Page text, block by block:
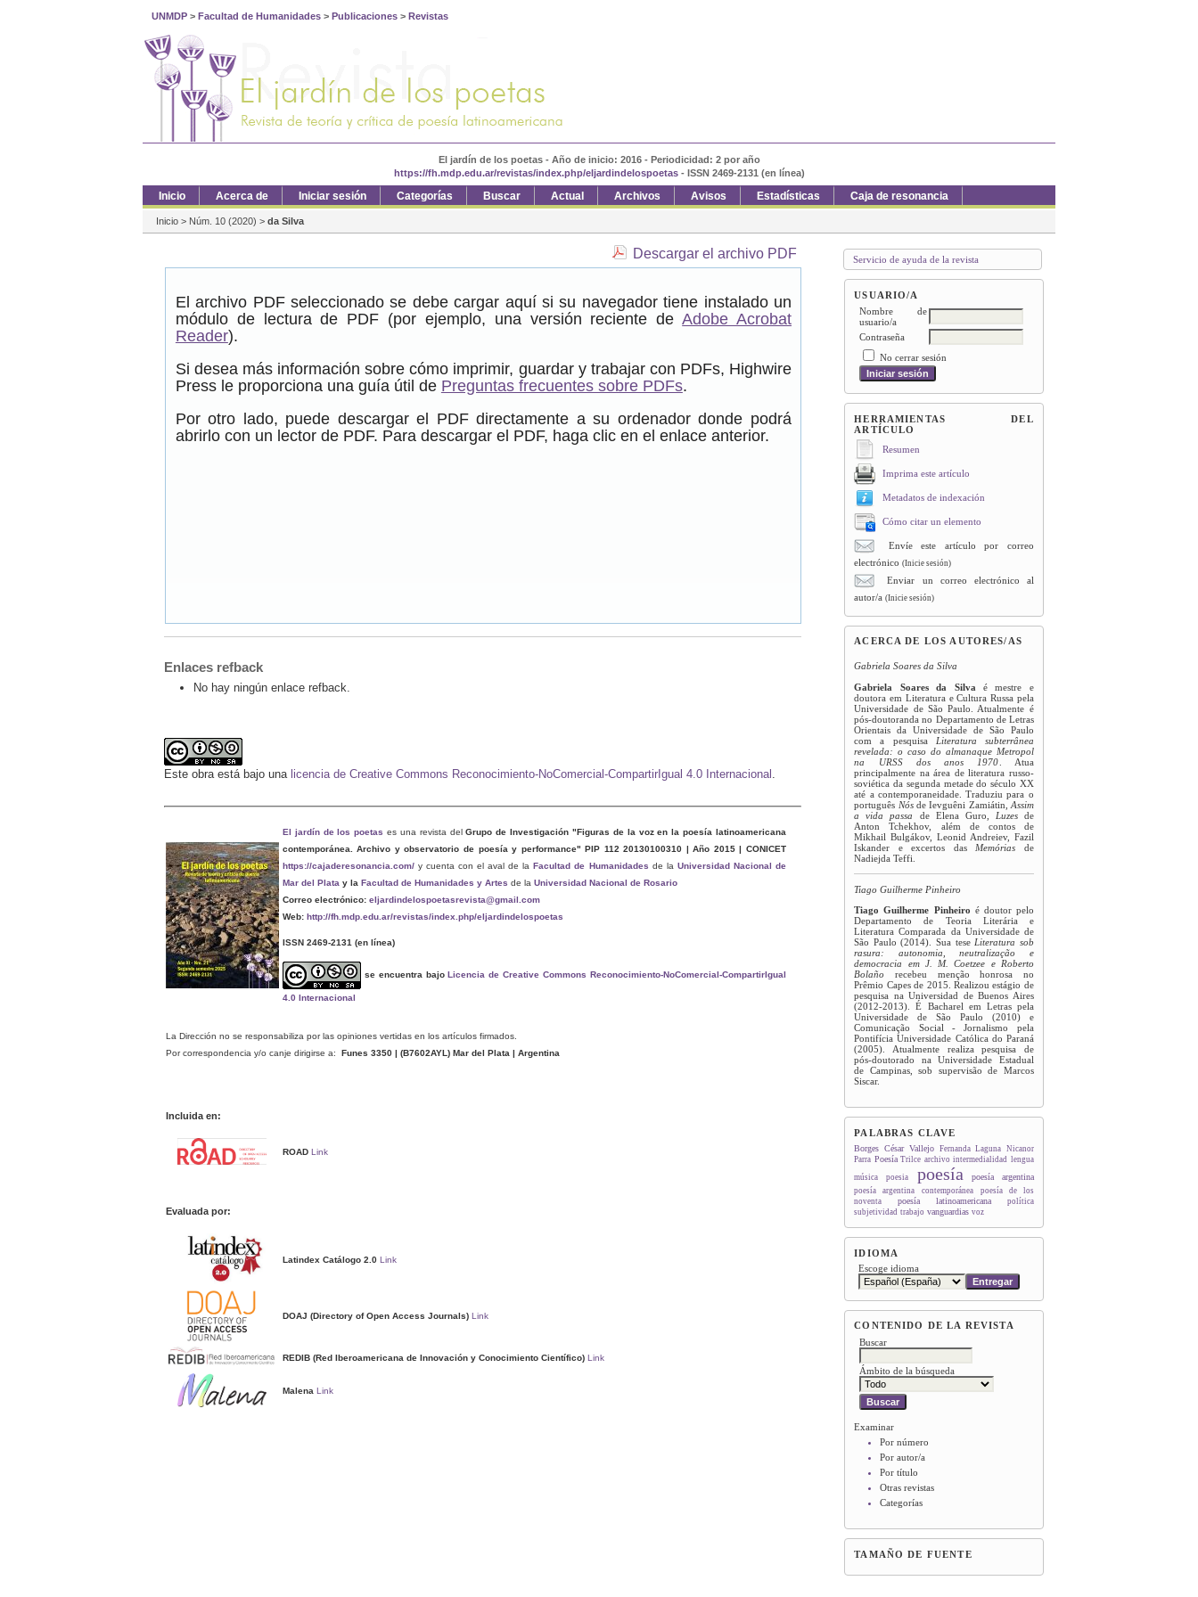
UNMDP > Facultad de Humanidades > Publicaciones > Revistas
El jardín de los poetas - Año de inicio: 2016 - Periodicidad: 2 por año
https://fh.mdp.edu.ar/revistas/index.php/eljardindelospoetas - ISSN 2469-2131 (en línea)
Servicio de ayuda de la revista
USUARIO/A
Nombre de
usuario/a
Contraseña
No cerrar sesión
HERRAMIENTAS DEL
ARTÍCULO
Resumen
Imprima este artículo
Metadatos de indexación
Cómo citar un elemento
Envíe este artículo por correo
electrónico(Inicie sesión)
Enviar un correo electrónico al
autor/a(Inicie sesión)
ACERCA DE LOS AUTORES/AS
Gabriela Soares da Silva
Gabriela Soares da Silva é mestre e
doutora em Literatura e Cultura Russa pela
Universidade de São Paulo. Atualmente é
pós-doutoranda no Departamento de Letras
Orientais da Universidade de São Paulo
com a pesquisa
Literatura subterrânea
revelada: o caso do almanaque Metropol
na URSS dos anos 1970 . Atua
principalmente na área de literatura russo-
soviética da segunda metade do século XX
até a contemporaneidade. Traduziu para o
português Nósde Ievguêni Zamiátin, Assim
a vida passa
de Elena Guro, Luzesde
Anton Tchekhov, além de contos de
Mikhail Bulgákov, Leonid Andreiev, Fazil
Iskander e excertos das Memórias de
Nadiejda Teffi.
Tiago Guilherme Pinheiro
Tiago Guilherme Pinheiro é doutor pelo
Departamento de Teoria Literária e
Literatura Comparada da Universidade de
São Paulo (2014). Sua tese Literatura sob
rasura: autonomia, neutralização e
democracia em J. M. Coetzee e Roberto
Bolaño
recebeu menção honrosa no
Prêmio Capes de 2015. Realizou estágio de
pesquisa na Universidad de Buenos Aires
(2012-2013). É Bacharel em Letras pela
Universidade de São Paulo (2010) e
Comunicação Social - Jornalismo pela
Pontifícia Universidade Católica do Paraná
(2005). Atualmente realiza pesquisa de
pós-doutorado na Universidade Estadual
de Campinas, sob supervisão de Marcos
Siscar.
PALABRAS CLAVE
Borges César Vallejo Fernanda Laguna
Nicanor
Parra Poesía Trilce archivo intermedialidad lengua
música
poesia poesía poesía argentina
poesía argentina contemporánea
poesía de los
noventa
poesía latinoamericana
política
subjetividad trabajo vanguardias voz
IDIOMA
Escoge idioma
CONTENIDO DE LA REVISTA
Buscar
Ámbito de la búsqueda
Examinar
Por número
Por autor/a
Por título
Otras revistas
Categorías
TAMAÑO DE FUENTE
Inicio Acerca de Iniciar sesión Categorías Buscar Actual Archivos Avisos Estadísticas Caja de resonancia
Inicio > Núm. 10 (2020) > da Silva
Descargar el archivo PDF
El archivo PDF seleccionado se debe cargar aquí si su navegador tiene instalado un
módulo de lectura de PDF (por ejemplo, una versión reciente deAdobe Acrobat
Reader).
Si desea más información sobre cómo imprimir, guardar y trabajar con PDFs, Highwire
Press le proporciona una guía útil de Preguntas frecuentes sobre PDFs.
Por otro lado, puede descargar el PDF directamente a su ordenador donde podrá
abrirlo con un lector de PDF. Para descargar el PDF, haga clic en el enlace anterior.
Enlaces refback
No hay ningún enlace refback.
Este obra está bajo una licencia de Creative Commons Reconocimiento-NoComercial-CompartirIgual 4.0 Internacional .
El jardín de los poetas es una revista delGrupo de Investigación "Figuras de la voz en la poesía latinoamericana
contemporánea. Archivo y observatorio de poesía y performance" PIP 112 20130100310 | Año 2015 | CONICET
https://cajaderesonancia.com/y cuenta con el aval de laFacultad de Humanidades de la Universidad Nacional de
Mar del Plata y la Facultad de Humanidades y Artes de la Universidad Nacional de Rosario
Correo electrónico: eljardindelospoetasrevista@gmail.com
Web: http://fh.mdp.edu.ar/revistas/index.php/eljardindelospoetas
ISSN 2469-2131 (en línea)
se encuentra bajo Licencia de Creative Commons Reconocimiento-NoComercial-CompartirIgual
4.0 Internacional
La Dirección no se responsabiliza por las opiniones vertidas en los artículos firmados.
Por correspondencia y/o canje dirigirse a: Funes 3350 | (B7602AYL ) Mar del Plata | Argentina
Incluida en:
ROAD Link
Evaluada por:
Latindex Catálogo 2.0 Link
DOAJ (Directory of Open Access Journals) Link
REDIB (Red Iberoamericana de Innovación y Conocimiento Científico) Link
Malena Link